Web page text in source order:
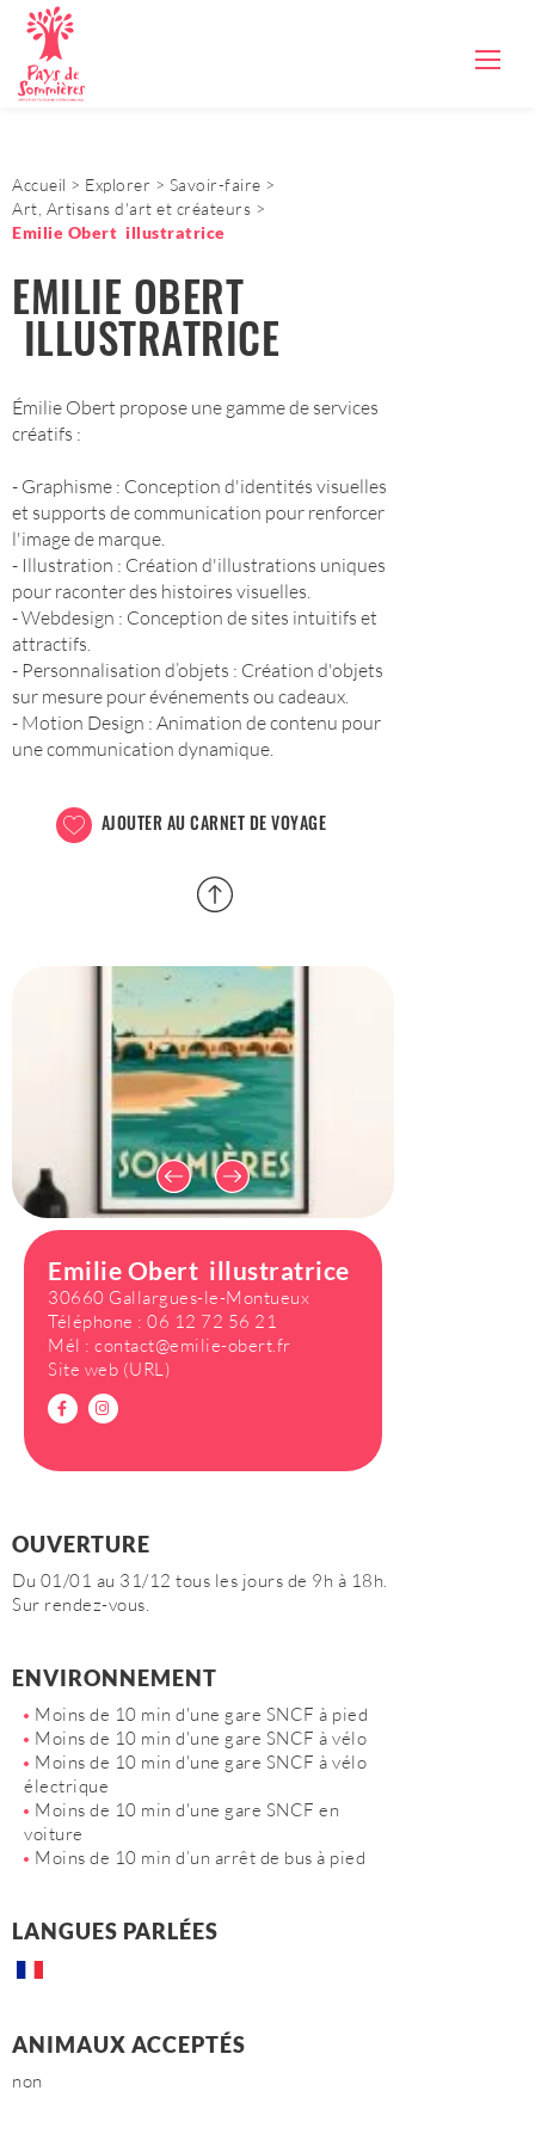
Accueil Explorer
Savoir-faire
Art, Artisans d'art et créateurs
Emilie Obert illustratrice
EMILIE OBERT
ILLUSTRATRICE
Émilie Obert propose une gamme de services
créatifs :
- Graphisme : Conception d'identités visuelles
et supports de communication pour renforcer
l'image de marque.
- Illustration : Création d'illustrations uniques
pour raconter des histoires visuelles.
- Webdesign : Conception de sites intuitifs et
attractifs.
- Personnalisation d’objets : Création d'objets
sur mesure pour événements ou cadeaux.
- Motion Design : Animation de contenu pour
une communication dynamique.
AJOUTER AU CARNET DE VOYAGE
Emilie Obert illustratrice
30660 Gallargues-le-Montueux
Téléphone : 06 12 72 56 21
Mél : contact@emilie-obert.fr
Site web (URL)
OUVERTURE
Du 01/01 au 31/12 tous les jours de 9h à 18h.
Sur rendez-vous.
ENVIRONNEMENT
Moins de 10 min d'une gare SNCF à pied
Moins de 10 min d'une gare SNCF à vélo
Moins de 10 min d'une gare SNCF à vélo
électrique
Moins de 10 min d'une gare SNCF en
voiture
Moins de 10 min d’un arrêt de bus à pied
LANGUES PARLÉES
ANIMAUX ACCEPTÉS
non